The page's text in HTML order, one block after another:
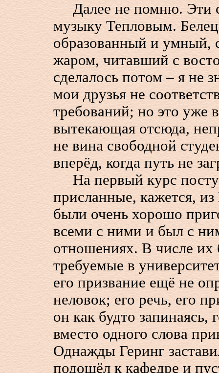
Далее не помню. Эти
музыку Тепловым.
образованный и умный,
жаром, читавший с
сделалось потом – я не
мои друзья не
требований; но это уже
вытекающая отсюда,
не вина свободной
вперёд, когда путь не
На первый курс
присланные, кажется,
были очень хорошо
всеми с ними и был с
отношениях. В числе
требуемые в
его призвание ещё не
неловок; его речь, его
он как будто запинаясь,
вместо одного слова
Однажды Геринг
подошёл к кафедре и